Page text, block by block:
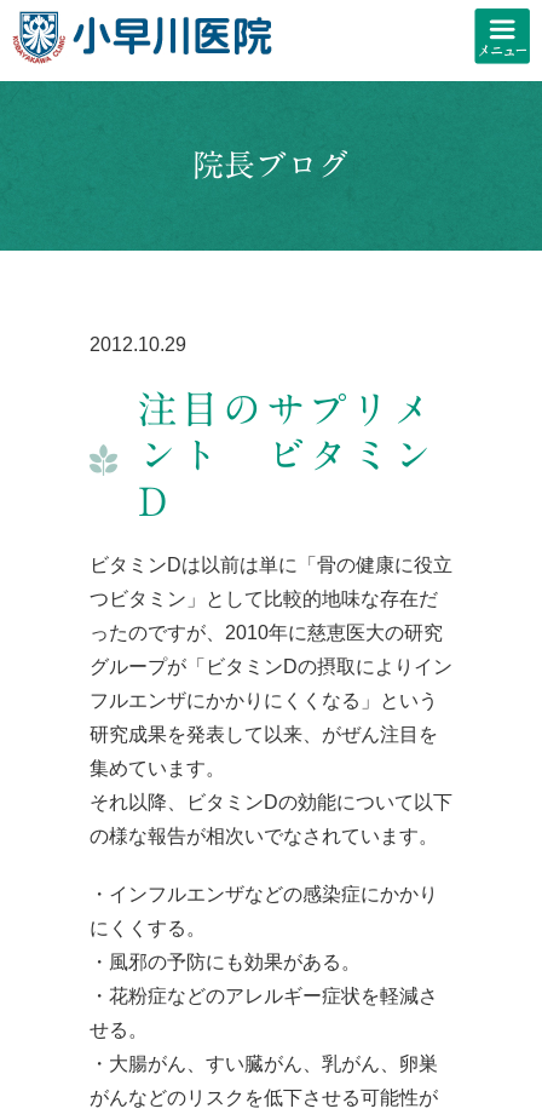
院長ブログ
2012.10.29
注目のサプリメ
ント ビタミン
D
ビタミンDは以前は単に「骨の健康に役立
つビタミン」として比較的地味な存在だ
ったのですが、2010年に慈恵医大の研究
グループが「ビタミンDの摂取によりイン
フルエンザにかかりにくくなる」という
研究成果を発表して以来、がぜん注目を
集めています。
それ以降、ビタミンDの効能について以下
の様な報告が相次いでなされています。
・インフルエンザなどの感染症にかかり
にくくする。
・風邪の予防にも効果がある。
・花粉症などのアレルギー症状を軽減さ
せる。
・大腸がん、すい臓がん、乳がん、卵巣
がんなどのリスクを低下させる可能性が